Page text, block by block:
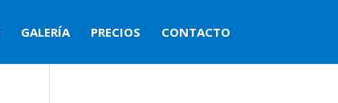
GALERÍA PRECIOS CONTACTO